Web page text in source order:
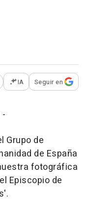
opciones para
IA Seguir en
Grupo de
de España
fotográfica
Episcopio de